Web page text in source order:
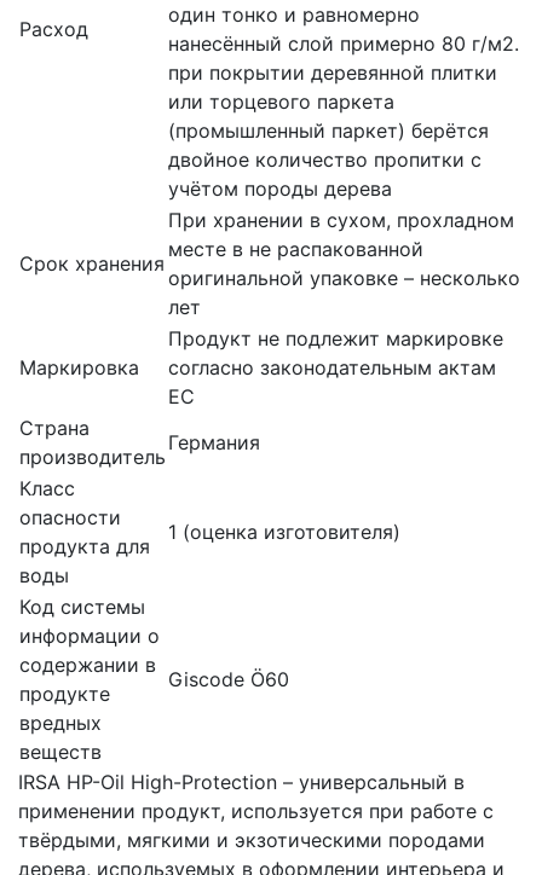
Расход
один тонко и равномерно
нанесённый слой примерно 80 г/м2.
при покрытии деревянной плитки
или торцевого паркета
(промышленный паркет) берётся
двойное количество пропитки с
учётом породы дерева
Срок хранения
При хранении в сухом, прохладном
месте в не распакованной
оригинальной упаковке – несколько
лет
Маркировка
Продукт не подлежит маркировке
согласно законодательным актам
ЕС
Страна
производитель
Германия
Класс
опасности
продукта для
воды
1 (оценка изготовителя)
Код системы
информации о
содержании в
продукте
вредных
веществ
Giscode Ö60
IRSA HP-Oil High-Protection – универсальный в
применении продукт, используется при работе с
твёрдыми, мягкими и экзотическими породами
дерева, используемых в оформлении интерьера и